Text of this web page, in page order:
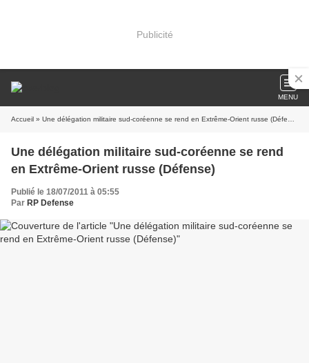
Publicité
MENU
Accueil » Une délégation militaire sud-coréenne se rend en Extrême-Orient russe (Défense)
Une délégation militaire sud-coréenne se rend
en Extrême-Orient russe (Défense)
Publié le 18/07/2011 à 05:55
Par RP Defense